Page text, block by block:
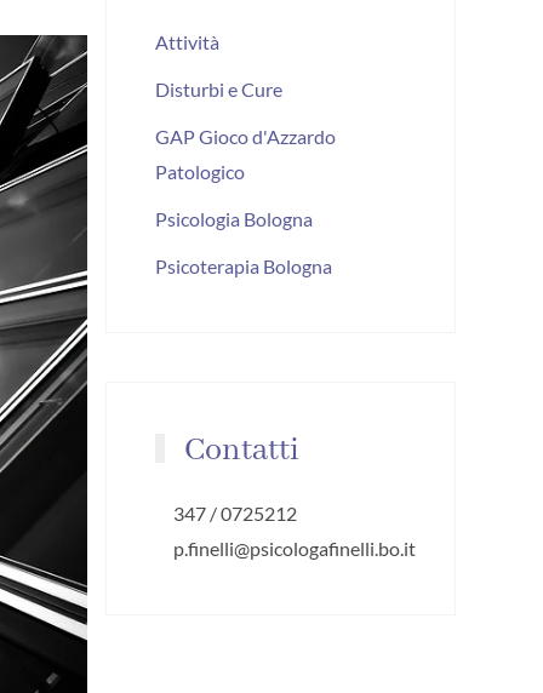
Attività
Disturbi e Cure
GAP Gioco d'Azzardo
Patologico
Psicologia Bologna
Psicoterapia Bologna
Contatti
347 / 0725212
p.finelli@psicologafinelli.bo.it